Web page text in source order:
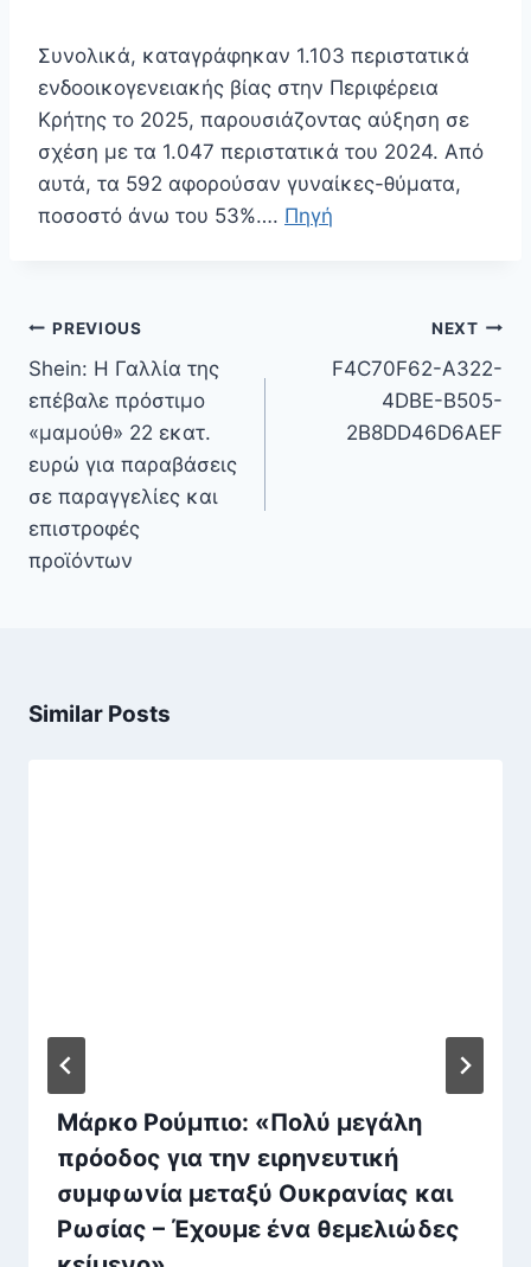
Συνολικά, καταγράφηκαν 1.103 περιστατικά
ενδοοικογενειακής βίας στην Περιφέρεια
Κρήτης το 2025, παρουσιάζοντας αύξηση σε
σχέση με τα 1.047 περιστατικά του 2024. Από
αυτά, τα 592 αφορούσαν γυναίκες-θύματα,
ποσοστό άνω του 53%…. Πηγή
Πλοήγηση
άρθρων
PREVIOUS
Shein: Η Γαλλία της
επέβαλε πρόστιμο
«μαμούθ» 22 εκατ.
ευρώ για παραβάσεις
σε παραγγελίες και
επιστροφές
προϊόντων
NEXT
F4C70F62-A322-
4DBE-B505-
2B8DD46D6AEF
Similar Posts
Μάρκο Ρούμπιο: «Πολύ μεγάλη
πρόοδος για την ειρηνευτική
συμφωνία μεταξύ Ουκρανίας και
Ρωσίας – Έχουμε ένα θεμελιώδες